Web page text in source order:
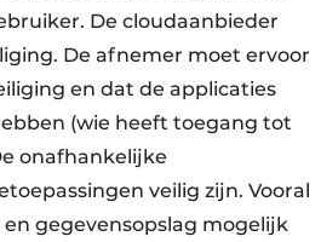
De cloudaanbieder
De afnemer moet ervoor
en dat de applicaties
(wie heeft toegang tot
onafhankelijke
veilig zijn. Vooral
gegevensopslag mogelijk